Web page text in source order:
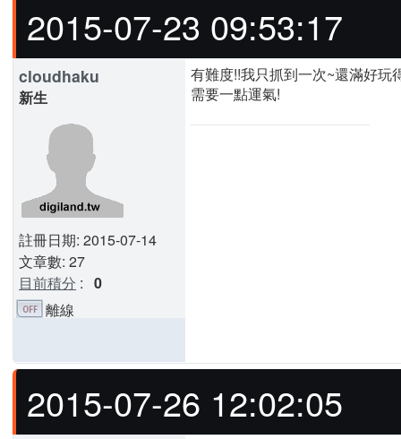
2015-07-23 09:53:17
cloudhaku
新生
註冊日期: 2015-07-14
文章數: 27
目前積分 : 0
有難度!!我只抓到一次~還滿好玩
需要一點運氣!
離線
2015-07-26 12:02:05